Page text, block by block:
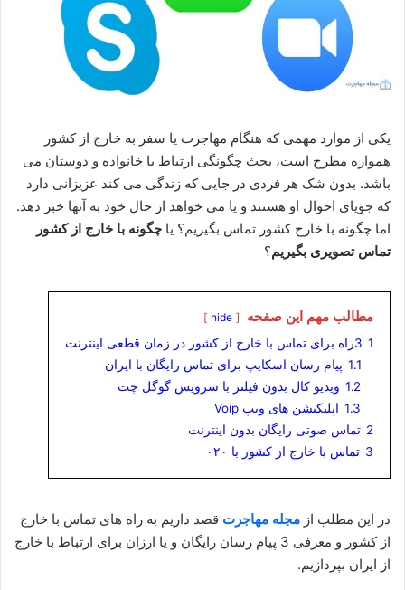
یکی از موارد مهمی که هنگام مهاجرت یا سفر به خارج از کشور
همواره مطرح است، بحث چگونگی ارتباط با خانواده و دوستان می
باشد. بدون شک هر فردی در جایی که زندگی می کند عزیزانی دارد
که جویای احوال او هستند و یا می خواهد از حال خود به آنها خبر دهد.
اما چگونه با خارج کشور تماس بگیریم؟ یا چگونه با خارج از کشور
تماس تصویری بگیریم؟
مطالب مهم این صفحه hide
1 3راه برای تماس با خارج از کشور در زمان قطعی اینترنت
1.1 پیام رسان اسکایپ برای تماس رایگان با ایران
1.2 ویدیو کال بدون فیلتر با سرویس گوگل چت
1.3 اپلیکیشن های ویپ Voip
2 تماس صوتی رایگان بدون اینترنت
3 تماس با خارج از کشور با ۰۲۰
در این مطلب از مجله مهاجرت قصد داریم به راه های تماس با خارج
از کشور و معرفی 3 پیام رسان رایگان و یا ارزان برای ارتباط با خارج
از ایران بپردازیم.